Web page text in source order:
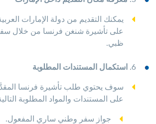
يمكنك التقديم من دولة الإمارات
على تأشيرة شنغن فرنسا من خلال
ظبي.
6. استكمال المستندات المطلوبة
سوف يحتوي طلب تأشيرة فرنسا
على المستندات والمواد المطلوبة
جواز سفر وطني ساري المفعول.